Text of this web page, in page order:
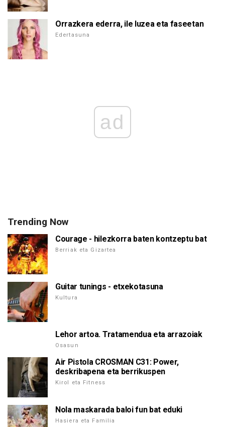
Orrazkera ederra, ile luzea eta faseetan
Edertasuna
ad
Trending Now
Courage - hilezkorra baten kontzeptu bat
Berriak eta Gizartea
Guitar tunings - etxekotasuna
Kultura
Lehor artoa. Tratamendua eta arrazoiak
Osasun
Air Pistola CROSMAN C31: Power,
deskribapena eta berrikuspen
Kirol eta Fitness
Nola maskarada baloi fun bat eduki
Hasiera eta Familia